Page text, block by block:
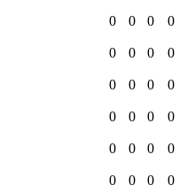
0 0 0 0
0 0 0 0
0 0 0 0
0 0 0 0
0 0 0 0
0 0 0 0